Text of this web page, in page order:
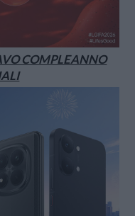
COMPLEANNO